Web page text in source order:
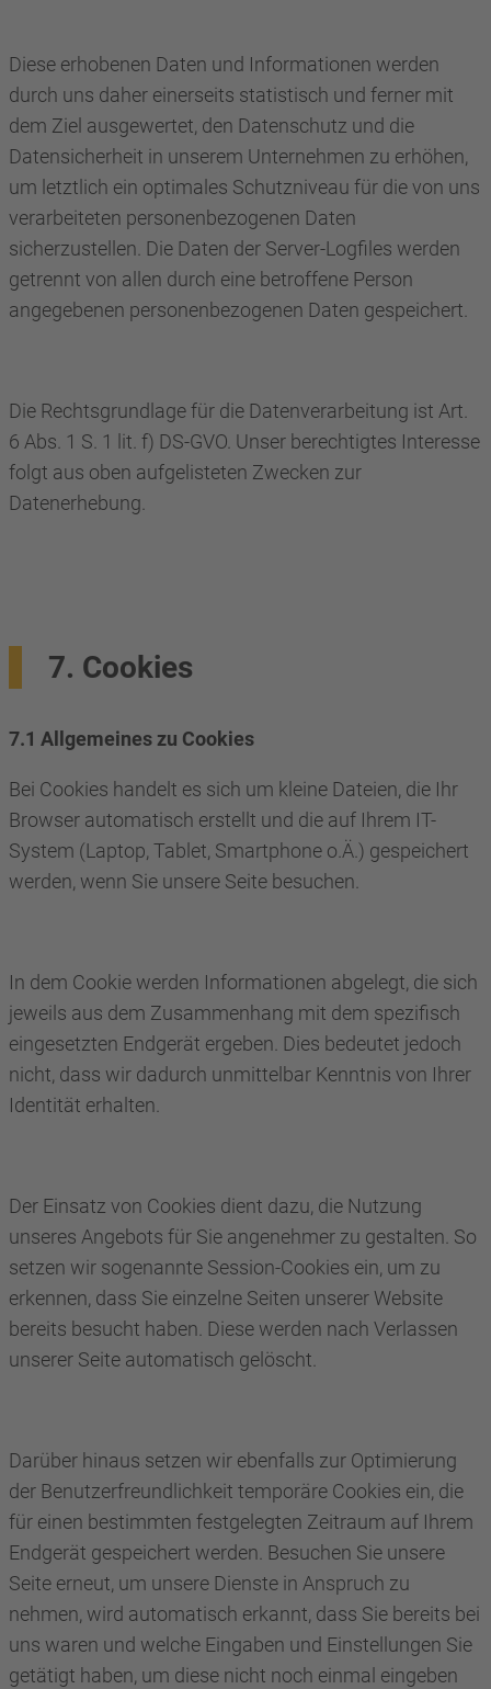
Diese erhobenen Daten und Informationen werden
durch uns daher einerseits statistisch und ferner mit
dem Ziel ausgewertet, den Datenschutz und die
Datensicherheit in unserem Unternehmen zu erhöhen,
um letztlich ein optimales Schutzniveau für die von uns
verarbeiteten personenbezogenen Daten
sicherzustellen. Die Daten der Server-Logfiles werden
getrennt von allen durch eine betroffene Person
angegebenen personenbezogenen Daten gespeichert.
Die Rechtsgrundlage für die Datenverarbeitung ist Art.
6 Abs. 1 S. 1 lit. f) DS-GVO. Unser berechtigtes Interesse
folgt aus oben aufgelisteten Zwecken zur
Datenerhebung.
7. Cookies
7.1 Allgemeines zu Cookies
Bei Cookies handelt es sich um kleine Dateien, die Ihr
Browser automatisch erstellt und die auf Ihrem IT-
System (Laptop, Tablet, Smartphone o.Ä.) gespeichert
werden, wenn Sie unsere Seite besuchen.
In dem Cookie werden Informationen abgelegt, die sich
jeweils aus dem Zusammenhang mit dem spezifisch
eingesetzten Endgerät ergeben. Dies bedeutet jedoch
nicht, dass wir dadurch unmittelbar Kenntnis von Ihrer
Identität erhalten.
Der Einsatz von Cookies dient dazu, die Nutzung
unseres Angebots für Sie angenehmer zu gestalten. So
setzen wir sogenannte Session-Cookies ein, um zu
erkennen, dass Sie einzelne Seiten unserer Website
bereits besucht haben. Diese werden nach Verlassen
unserer Seite automatisch gelöscht.
Darüber hinaus setzen wir ebenfalls zur Optimierung
der Benutzerfreundlichkeit temporäre Cookies ein, die
für einen bestimmten festgelegten Zeitraum auf Ihrem
Endgerät gespeichert werden. Besuchen Sie unsere
Seite erneut, um unsere Dienste in Anspruch zu
nehmen, wird automatisch erkannt, dass Sie bereits bei
uns waren und welche Eingaben und Einstellungen Sie
getätigt haben, um diese nicht noch einmal eingeben